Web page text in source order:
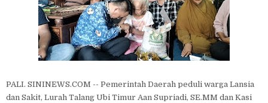
PALI. SININEWS.COM -- Pemerintah Daerah peduli warga Lansia
dan Sakit, Lurah Talang Ubi Timur Aan Supriadi, SE.MM dan Kasi